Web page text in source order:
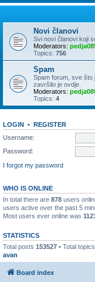
Novi članovi
Svi novi članovi koji
Moderators:
Topics: 756
Spam
Spam forum, sve što
završilo je ovdje.
Moderators:
Topics: 4
LOGIN • REGISTER
Username:
Password:
I forgot my password
WHO IS ONLINE
In total there are 878 users
users active over the past 5
Most users ever online was
STATISTICS
Total posts 153527 • Total topics
avan
Board index